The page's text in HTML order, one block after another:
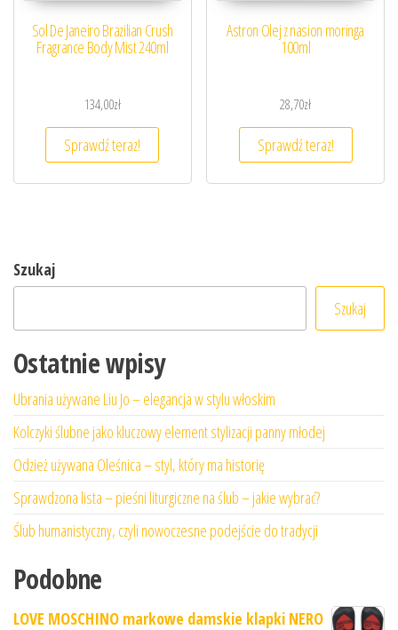
Sol De Janeiro Brazilian Crush
Fragrance Body Mist 240ml
134,00zł
Sprawdź teraz!
Astron Olej z nasion moringa
100ml
28,70zł
Sprawdź teraz!
Szukaj
Szukaj
Ostatnie wpisy
Ubrania używane Liu Jo – elegancja w stylu włoskim
Kolczyki ślubne jako kluczowy element stylizacji panny młodej
Odzież używana Oleśnica – styl, który ma historię
Sprawdzona lista – pieśni liturgiczne na ślub – jakie wybrać?
Ślub humanistyczny, czyli nowoczesne podejście do tradycji
Podobne
LOVE MOSCHINO markowe damskie klapki NERO